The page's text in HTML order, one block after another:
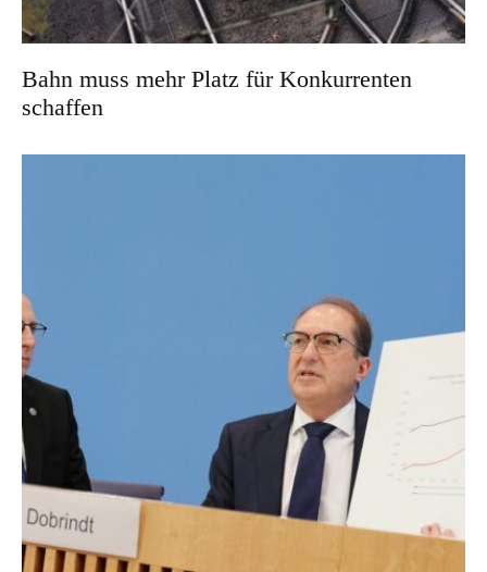
Bahn muss mehr Platz für Konkurrenten
schaffen